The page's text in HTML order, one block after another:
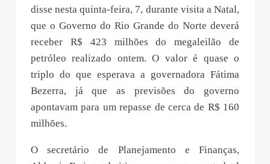
disse nesta quinta-feira, 7, durante visita a Natal,
que o Governo do Rio Grande do Norte deverá
receber R$ 423 milhões do megaleilão de
petróleo realizado ontem. O valor é quase o
triplo do que esperava a governadora Fátima
Bezerra, já que as previsões do governo
apontavam para um repasse de cerca de R$ 160
milhões.
O secretário de Planejamento e Finanças,